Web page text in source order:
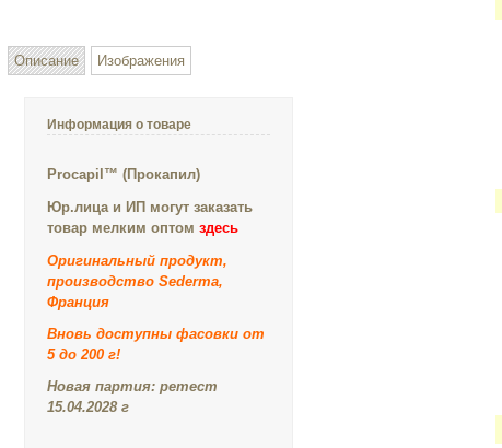
Описание Изображения
Информация о товаре
Procapil™ (Прокапил)
Юр.лица и ИП могут заказать
товар мелким оптом здесь
Оригинальный продукт,
производство Sederma,
Франция
Вновь доступны фасовки от
5 до 200 г!
Новая партия: ретест
15.04.2028 г